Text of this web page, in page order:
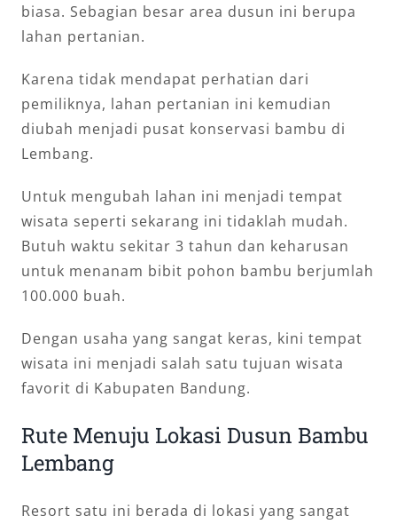
biasa. Sebagian besar area dusun ini berupa
lahan pertanian.
Karena tidak mendapat perhatian dari
pemiliknya, lahan pertanian ini kemudian
diubah menjadi pusat konservasi bambu di
Lembang.
Untuk mengubah lahan ini menjadi tempat
wisata seperti sekarang ini tidaklah mudah.
Butuh waktu sekitar 3 tahun dan keharusan
untuk menanam bibit pohon bambu berjumlah
100.000 buah.
Dengan usaha yang sangat keras, kini tempat
wisata ini menjadi salah satu tujuan wisata
favorit di Kabupaten Bandung.
Rute Menuju Lokasi Dusun Bambu
Lembang
Resort satu ini berada di lokasi yang sangat